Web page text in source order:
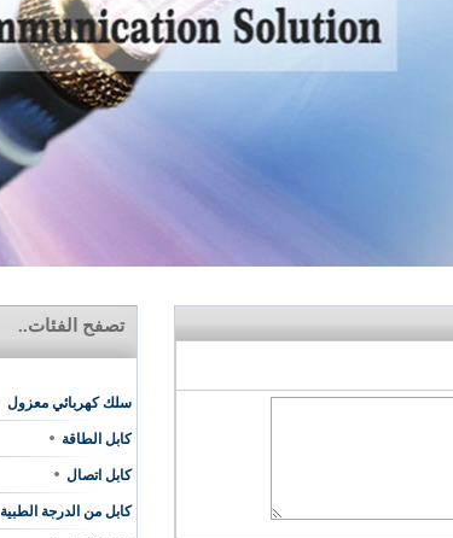
تصفح الفئات..
سلك كهربائي معزول
كابل الطاقة
كابل اتصال
كابل من الدرجة الطبية